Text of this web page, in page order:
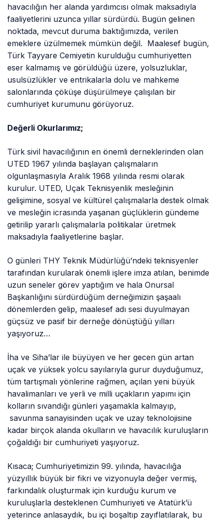
havacılığın her alanda yardımcısı olmak maksadıyla
faaliyetlerini uzunca yıllar sürdürdü. Bugün gelinen
noktada, mevcut duruma baktığımızda, verilen
emeklere üzülmemek mümkün değil. Maalesef bugün,
Türk Tayyare Cemiyetin kurulduğu cumhuriyetten
eser kalmamış ve görüldüğü üzere, yolsuzluklar,
usulsüzlükler ve entrikalarla dolu ve mahkeme
salonlarında çöküşe düşürülmeye çalışılan bir
cumhuriyet kurumunu görüyoruz.
Değerli Okurlarımız;
Türk sivil havacılığının en önemli derneklerinden olan
UTED 1967 yılında başlayan çalışmaların
olgunlaşmasıyla Aralık 1968 yılında resmi olarak
kurulur. UTED, Uçak Teknisyenlik mesleğinin
gelişimine, sosyal ve kültürel çalışmalarla destek olmak
ve mesleğin icrasında yaşanan güçlüklerin gündeme
getirilip yararlı çalışmalarla politikalar üretmek
maksadıyla faaliyetlerine başlar.
O günleri THY Teknik Müdürlüğü’ndeki teknisyenler
tarafından kurularak önemli işlere imza atılan, benimde
uzun seneler görev yaptığım ve hala Onursal
Başkanlığını sürdürdüğüm derneğimizin şaşaalı
dönemlerden gelip, maalesef adı sesi duyulmayan
güçsüz ve pasif bir derneğe dönüştüğü yılları
yaşıyoruz…
İha ve Siha’lar ile büyüyen ve her gecen gün artan
uçak ve yüksek yolcu sayılarıyla gurur duyduğumuz,
tüm tartışmalı yönlerine rağmen, açılan yeni büyük
havalimanları ve yerli ve milli uçakların yapımı için
kolların sıvandığı günleri yaşamakla kalmayıp,
savunma sanayisinden uçak ve uzay teknolojisine
kadar birçok alanda okulların ve havacılık kuruluşların
çoğaldığı bir cumhuriyeti yaşıyoruz.
Kısaca; Cumhuriyetimizin 99. yılında, havacılığa
yüzyıllık büyük bir fikri ve vizyonuyla değer vermiş,
farkındalık oluşturmak için kurduğu kurum ve
kuruluşlarla desteklenen Cumhuriyeti ve Atatürk’ü
yeterince anlasaydık, bu içi boşaltıp zayıflatılarak, bu